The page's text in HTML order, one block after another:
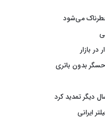
می‌شود
بازار
بدون باتری